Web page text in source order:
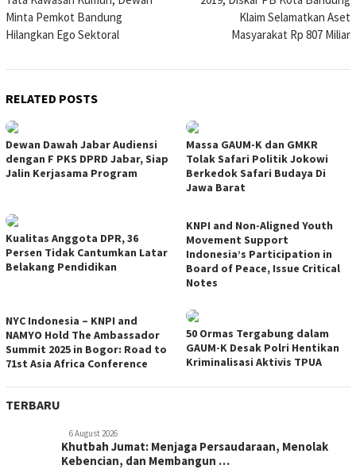
navigation
Minta Pemkot Bandung
Hilangkan Ego Sektoral
Klaim Selamatkan Aset
Masyarakat Rp 807 Miliar
RELATED POSTS
Dewan Dawah Jabar Audiensi
dengan F PKS DPRD Jabar, Siap
Jalin Kerjasama Program
Massa GAUM-K dan GMKR
Tolak Safari Politik Jokowi
Berkedok Safari Budaya Di
Jawa Barat
Kualitas Anggota DPR, 36
Persen Tidak Cantumkan Latar
Belakang Pendidikan
KNPI and Non-Aligned Youth
Movement Support
Indonesia’s Participation in
Board of Peace, Issue Critical
Notes
NYC Indonesia – KNPI and
NAMYO Hold The Ambassador
Summit 2025 in Bogor: Road to
71st Asia Africa Conference
50 Ormas Tergabung dalam
GAUM-K Desak Polri Hentikan
Kriminalisasi Aktivis TPUA
TERBARU
6 August 2026
Khutbah Jumat: Menjaga Persaudaraan, Menolak
Kebencian, dan Membangun …